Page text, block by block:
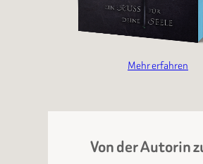
Mehr erfahren
Von der Autorin